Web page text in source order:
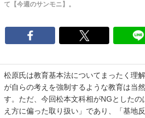
て【今週のサンモニ】。
松原氏は教育基本法についてまったく理
が自らの考えを強制するような教育は当
す。ただ、今回松本文科相がNGとしたの
え方に偏った取り扱い」であり、「基地